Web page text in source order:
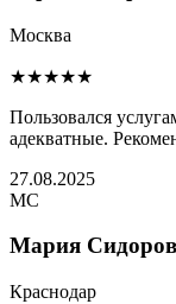
Москва
★★★★★
Пользовался
адекватные.
27.08.2025
МС
Мария
Краснодар